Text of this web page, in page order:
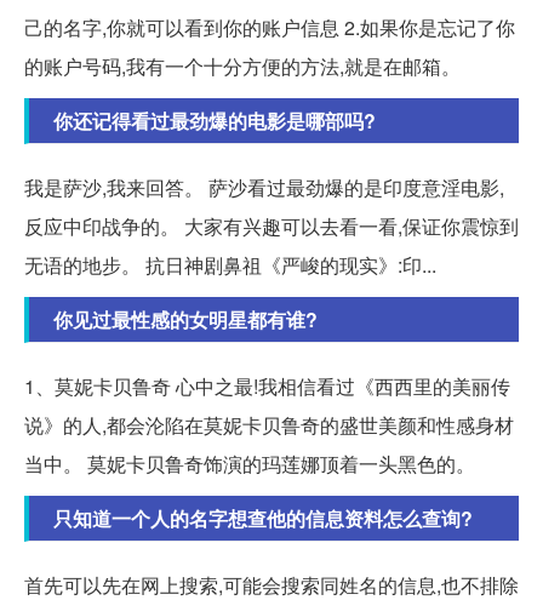
己的名字,你就可以看到你的账户信息 2.如果你是忘记了你
的账户号码,我有一个十分方便的方法,就是在邮箱。
你还记得看过最劲爆的电影是哪部吗?
我是萨沙,我来回答。 萨沙看过最劲爆的是印度意淫电影,
反应中印战争的。 大家有兴趣可以去看一看,保证你震惊到
无语的地步。 抗日神剧鼻祖《严峻的现实》:印...
你见过最性感的女明星都有谁?
1、莫妮卡贝鲁奇 心中之最!我相信看过《西西里的美丽传
说》的人,都会沦陷在莫妮卡贝鲁奇的盛世美颜和性感身材
当中。 莫妮卡贝鲁奇饰演的玛莲娜顶着一头黑色的。
只知道一个人的名字想查他的信息资料怎么查询?
首先可以先在网上搜索,可能会搜索同姓名的信息,也不排除